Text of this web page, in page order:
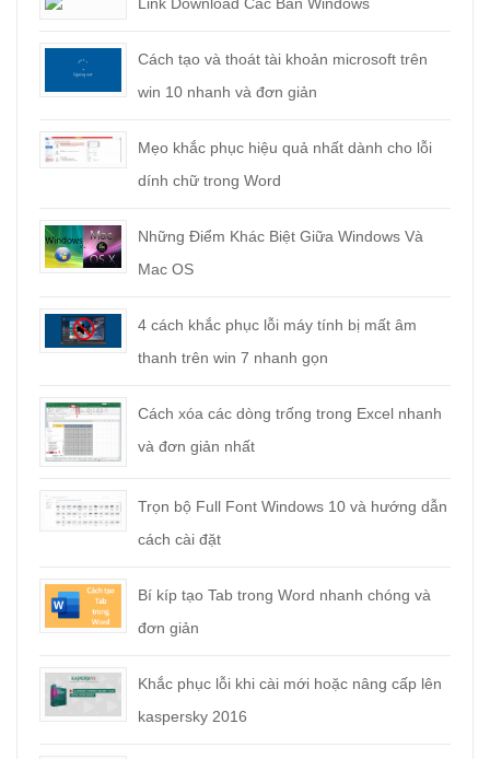
Cách tạo và thoát tài khoản microsoft trên
win 10 nhanh và đơn giản
Mẹo khắc phục hiệu quả nhất dành cho lỗi
dính chữ trong Word
Những Điểm Khác Biệt Giữa Windows Và
Mac OS
4 cách khắc phục lỗi máy tính bị mất âm
thanh trên win 7 nhanh gọn
Cách xóa các dòng trống trong Excel nhanh
và đơn giản nhất
Trọn bộ Full Font Windows 10 và hướng dẫn
cách cài đặt
Bí kíp tạo Tab trong Word nhanh chóng và
đơn giản
Khắc phục lỗi khi cài mới hoặc nâng cấp lên
kaspersky 2016